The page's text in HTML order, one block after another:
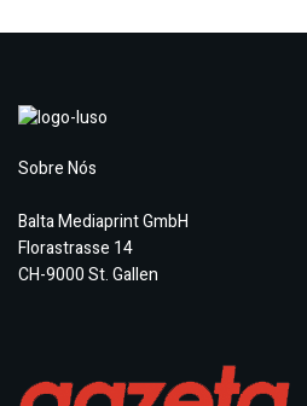
Sobre Nós
Balta Mediaprint GmbH
Florastrasse 14
CH-9000 St. Gallen